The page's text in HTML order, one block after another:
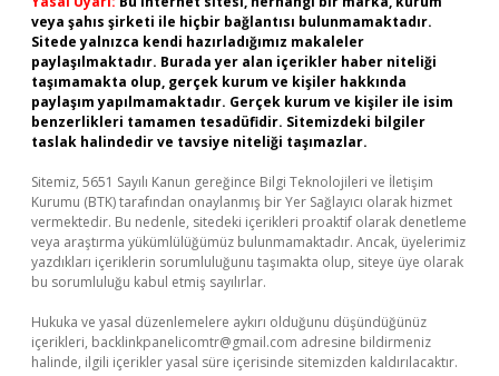
veya şahıs şirketi ile hiçbir bağlantısı bulunmamaktadır.
Sitede yalnızca kendi hazırladığımız makaleler
paylaşılmaktadır. Burada yer alan içerikler haber niteliği
taşımamakta olup, gerçek kurum ve kişiler hakkında
paylaşım yapılmamaktadır. Gerçek kurum ve kişiler ile isim
benzerlikleri tamamen tesadüfidir. Sitemizdeki bilgiler
taslak halindedir ve tavsiye niteliği taşımazlar.
Sitemiz, 5651 Sayılı Kanun gereğince Bilgi Teknolojileri ve İletişim
Kurumu (BTK) tarafından onaylanmış bir Yer Sağlayıcı olarak hizmet
vermektedir. Bu nedenle, sitedeki içerikleri proaktif olarak denetleme
veya araştırma yükümlülüğümüz bulunmamaktadır. Ancak, üyelerimiz
yazdıkları içeriklerin sorumluluğunu taşımakta olup, siteye üye olarak
bu sorumluluğu kabul etmiş sayılırlar.
Hukuka ve yasal düzenlemelere aykırı olduğunu düşündüğünüz
içerikleri, backlinkpanelicomtr@gmail.com adresine bildirmeniz
halinde, ilgili içerikler yasal süre içerisinde sitemizden kaldırılacaktır.